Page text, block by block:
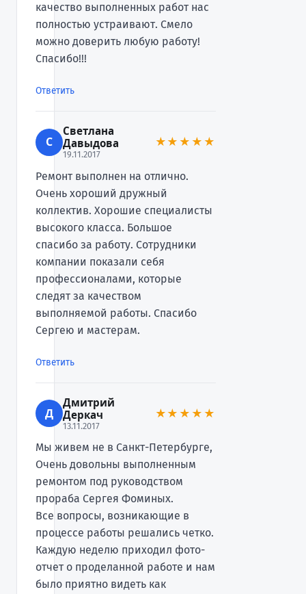
качество выполненных работ нас
полностью устраивают. Смело
можно доверить любую работу!
Спасибо!!!
Ответить
С
Светлана
Давыдова
19.11.2017
★★★★★
Ремонт выполнен на отлично.
Очень хороший дружный
коллектив. Хорошие специалисты
высокого класса. Большое
спасибо за работу. Сотрудники
компании показали себя
профессионалами, которые
следят за качеством
выполняемой работы. Спасибо
Сергею и мастерам.
Ответить
Д
Дмитрий
Деркач
13.11.2017
★★★★★
Мы живем не в Санкт-Петербурге,
Очень довольны выполненным
ремонтом под руководством
прораба Сергея Фоминых.
Все вопросы, возникающие в
процессе работы решались четко.
Каждую неделю приходил фото-
отчет о проделанной работе и нам
было приятно видеть как